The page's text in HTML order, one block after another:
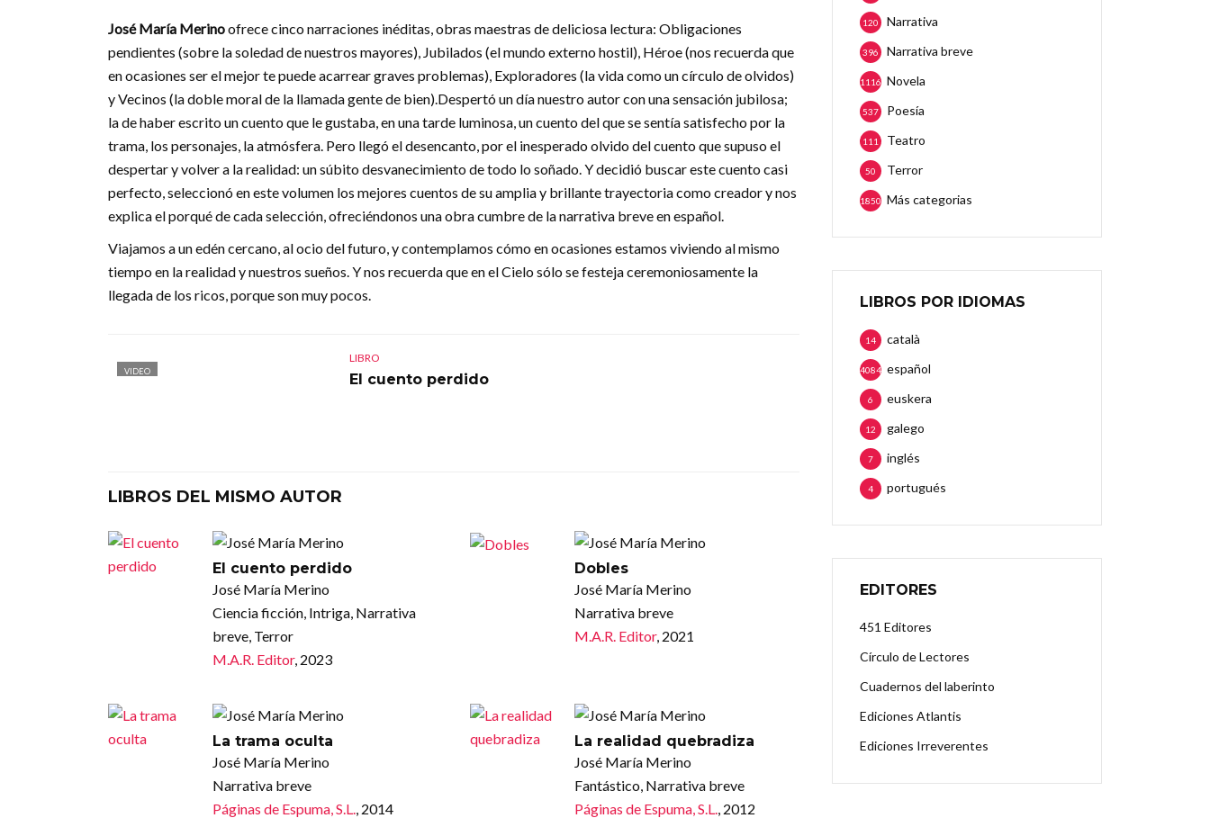
José María Merinoofrece cinco narraciones inéditas, obras maestras de deliciosa lectura: Obligaciones
pendientes (sobre la soledad de nuestros mayores), Jubilados (el mundo externo hostil), Héroe (nos recuerda que
en ocasiones ser el mejor te puede acarrear graves problemas), Exploradores (la vida como un círculo de olvidos)
y Vecinos (la doble moral de la llamada gente de bien).Despertó un día nuestro autor con una sensación jubilosa;
la de haber escrito un cuento que le gustaba, en una tarde luminosa, un cuento del que se sentía satisfecho por la
trama, los personajes, la atmósfera. Pero llegó el desencanto, por el inesperado olvido del cuento que supuso el
despertar y volver a la realidad: un súbito desvanecimiento de todo lo soñado. Y decidió buscar este cuento casi
perfecto, seleccionó en este volumen los mejores cuentos de su amplia y brillante trayectoria como creador y nos
explica el porqué de cada selección, ofreciéndonos una obra cumbre de la narrativa breve en español.
Viajamos a un edén cercano, al ocio del futuro, y contemplamos cómo en ocasiones estamos viviendo al mismo
tiempo en la realidad y nuestros sueños. Y nos recuerda que en el Cielo sólo se festeja ceremoniosamente la
llegada de los ricos, porque son muy pocos.
VIDEO
LIBRO
El cuento perdido
LIBROS DEL MISMO AUTOR
El cuento perdido
José María Merino
Ciencia ficción, Intriga, Narrativa
breve, Terror
M.A.R. Editor, 2023
Dobles
José María Merino
Narrativa breve
M.A.R. Editor, 2021
La trama oculta
José María Merino
Narrativa breve
Páginas de Espuma, S.L., 2014
La realidad quebradiza
José María Merino
Fantástico, Narrativa breve
Páginas de Espuma, S.L., 2012
Narrativa
120
Narrativa breve
396
Novela
1116
Poesía
537
Teatro
111
Terror
50
Más categorias
1850
LIBROS POR IDIOMAS
català
14
español
4084
euskera
6
galego
12
inglés
7
portugués
4
EDITORES
451 Editores
Círculo de Lectores
Cuadernos del laberinto
Ediciones Atlantis
Ediciones Irreverentes